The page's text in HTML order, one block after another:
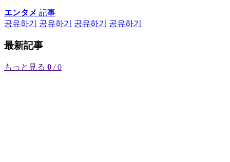
エンタメ 記事
공유하기
공유하기 공유하기 공유하기
最新記事
もっと見る 0 / 0